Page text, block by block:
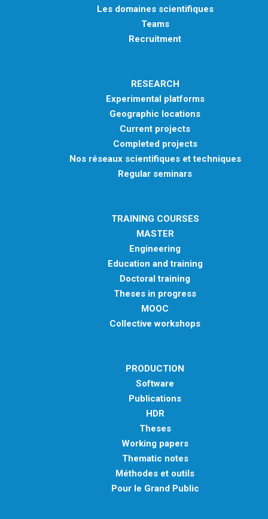
Les domaines scientifiques
Teams
Recruitment
RESEARCH
Experimental platforms
Geographic locations
Current projects
Completed projects
Nos réseaux scientifiques et techniques
Regular seminars
TRAINING COURSES
MASTER
Engineering
Education and training
Doctoral training
Theses in progress
MOOC
Collective workshops
PRODUCTION
Software
Publications
HDR
Theses
Working papers
Thematic notes
Méthodes et outils
Pour le Grand Public